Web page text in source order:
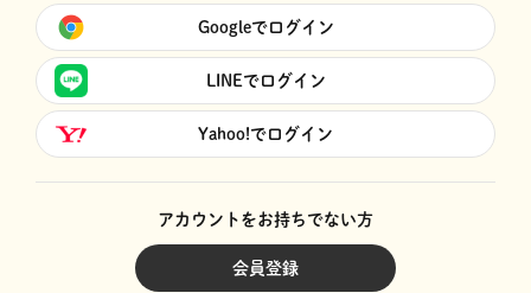
Googleでログイン
LINEでログイン
Yahoo!でログイン
アカウントをお持ちでない方
会員登録